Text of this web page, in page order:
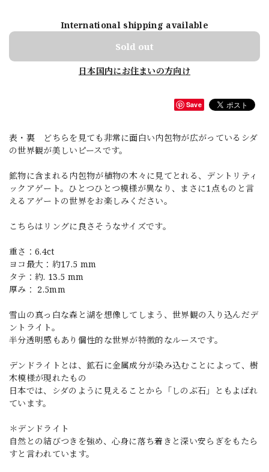
International shipping available
Sold out
日本国内にお住まいの方向け
Save
表・裏 どちらを見ても非常に面白い内包物が広がっているシダ
の世界観が美しいピースです。
鉱物に含まれる内包物が植物の木々に見てとれる、デントリティ
ックアゲート。ひとつひとつ模様が異なり、まさに1点ものと言
えるアゲートの世界をお楽しみください。
こちらはリングに良さそうなサイズです。
重さ：6.4ct
ヨコ最大：約17.5 mm
タテ：約. 13.5 mm
厚み： 2.5mm
雪山の真っ白な森と湖を想像してしまう、世界観の入り込んだデ
ントライト。
半分透明感もあり個性的な世界が特徴的なルースです。
デンドライトとは、鉱石に金属成分が染み込むことによって、樹
木模様が現れたもの
日本では、シダのように見えることから「しのぶ石」ともよばれ
ています。
＊デンドライト
自然との結びつきを強め、心身に落ち着きと深い安らぎをもたら
すと言われています。